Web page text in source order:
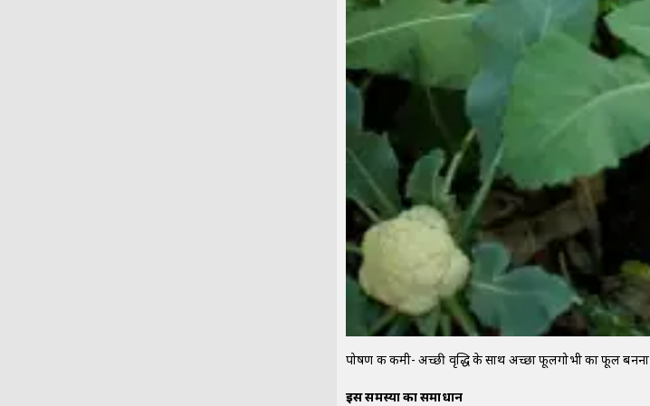
पोषण की कमी- अच्छी वृद्धि के साथ अच्छा फूलगोभी का फूल बनना
इस समस्या का समाधान